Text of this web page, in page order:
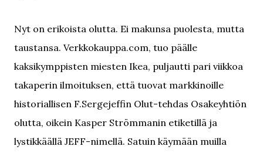
Nyt on erikoista olutta. Ei makunsa puolesta, mutta
taustansa. Verkkokauppa.com, tuo päälle
kaksikymppisten miesten Ikea, puljautti pari viikkoa
takaperin ilmoituksen, että tuovat markkinoille
historiallisen F.Sergejeffin Olut-tehdas Osakeyhtiön
olutta, oikein Kasper Strömmanin etiketillä ja
lystikkäällä JEFF-nimellä. Satuin käymään muilla